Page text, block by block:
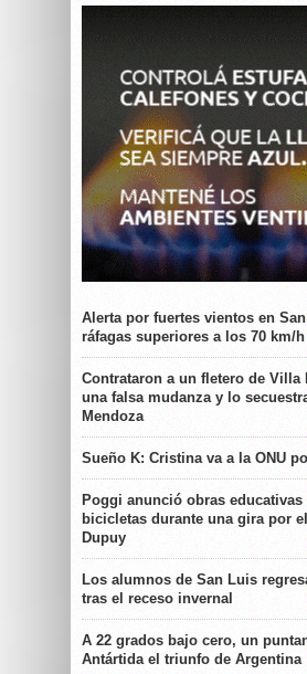
Alerta por fuertes vientos en
ráfagas superiores a los 70 km/h
Contrataron a un fletero de Villa
una falsa mudanza y lo
Mendoza
Sueño K: Cristina va a la ONU
Poggi anunció obras educativas
bicicletas durante una gira por
Dupuy
Los alumnos de San Luis
tras el receso invernal
A 22 grados bajo cero, un
Antártida el triunfo de Argentina